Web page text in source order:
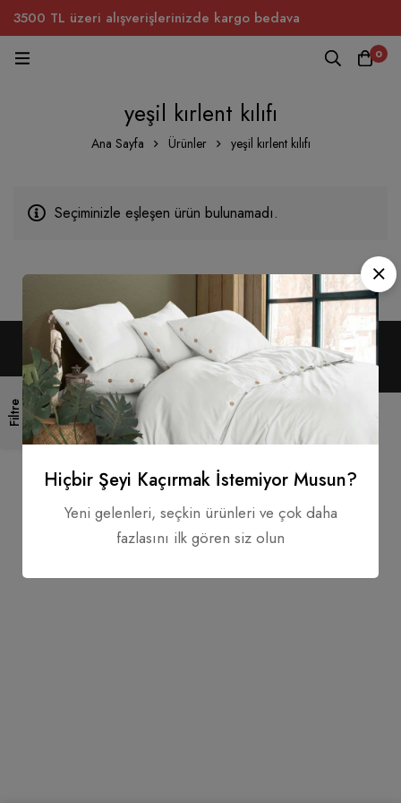
3500 TL üzeri alışverişlerinizde kargo bedava
0
yeşil kırlent kılıfı
Ana Sayfa Ürünler yeşil kırlent kılıfı
Filtre
Seçiminizle eşleşen ürün bulunamadı.
Telif hakkı © 2022. Tüm hakları saklıdır.
Hiçbir Şeyi Kaçırmak İstemiyor Musun?
Yeni gelenleri, seçkin ürünleri ve çok daha
fazlasını ilk gören siz olun